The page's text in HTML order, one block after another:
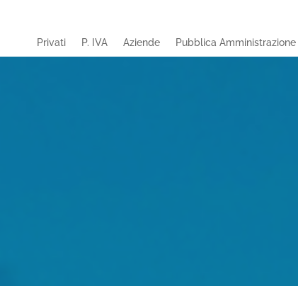
Privati P. IVA Aziende Pubblica Amministrazione